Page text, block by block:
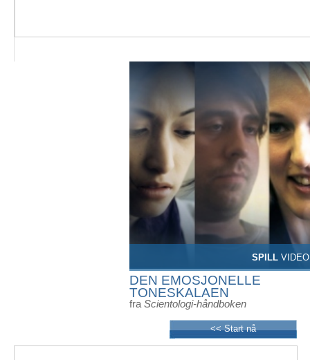
SPILLVIDEO
DEN EMOSJONELLE
TONESKALAEN
fra Scientologi-håndboken
<< Start nå